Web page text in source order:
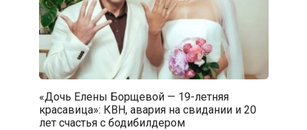
«Дочь Елены Борщевой — 19-летняя
красавица»: КВН, авария на свидании и 20
лет счастья с бодибилдером